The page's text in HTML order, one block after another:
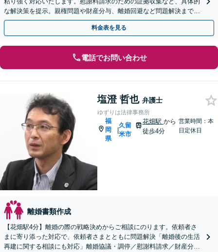
な解決策を提示。親権問題や財産分与、離婚回避など問題解決まで責
任をもって全力サポート。
料金表を見る
電話でお問い合わせ
塩澄 哲也 弁護士
ゆずりは法律事務所
福
岡
県
|
久留
米市
花畑駅 から
徒歩4分
営業時間：本
日定休日
離婚書類作成
【花畑駅4分】離婚の際の戦略決めからご相談にのります。依頼者さ
まに寄り添った対応で、依頼者さまとともに問題解決「離婚後の生活
再建に関する相談にも対応」離婚協議・調停／慰謝料請求／財産分与